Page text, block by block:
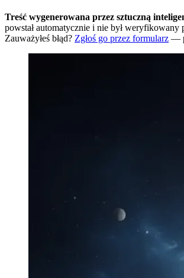
Treść wygenerowana przez sztuczną
powstał automatycznie i nie był weryfikowany
Zauważyłeś błąd? Zgłoś go przez formularz —